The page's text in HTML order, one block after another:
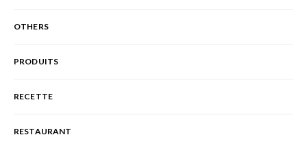
OTHERS
PRODUITS
RECETTE
RESTAURANT